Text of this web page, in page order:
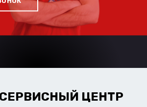
ЦЕНТР